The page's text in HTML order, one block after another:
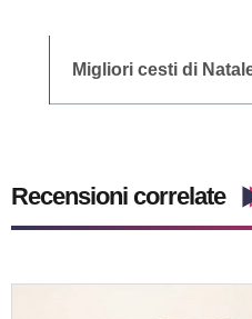
Migliori cesti di
Recensioni correlate